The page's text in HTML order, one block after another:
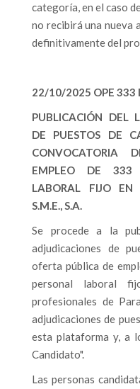
categoría, en el caso
no recibirá una nueva
definitivamente del
22/10/2025 OPE 333
PUBLICACIÓN DEL
DE PUESTOS DE
CONVOCATORIA
EMPLEO DE 333
LABORAL FIJO EN
S.M.E., S.A.
Se procede a la
adjudicaciones de
oferta pública de
personal laboral
profesionales de
adjudicaciones de
esta plataforma y, a
Candidato".
Las personas